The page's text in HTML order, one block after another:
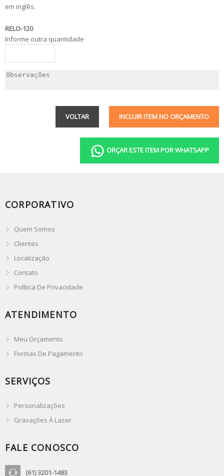
em inglês.
RELO-120
Informe outra quantidade
INCLUIR ITEM NO ORÇAMENTO
VOLTAR
ORÇAR ESTE ITEM POR WHATSAPP
CORPORATIVO
Quem Somos
Clientes
Localização
Contato
Política De Privacidade
ATENDIMENTO
Meu Orçamento
Formas De Pagamento
SERVIÇOS
Personalizações
Gravações À Laser
FALE CONOSCO
(61) 3201-1483